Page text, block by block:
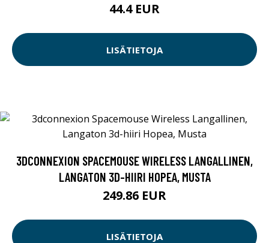
44.4 EUR
LISÄTIETOJA
3DCONNEXION SPACEMOUSE WIRELESS LANGALLINEN,
LANGATON 3D-HIIRI HOPEA, MUSTA
249.86 EUR
LISÄTIETOJA